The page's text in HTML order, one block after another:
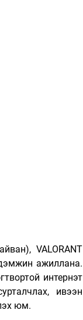
VALORANT
интернэт
ивээн
юм.